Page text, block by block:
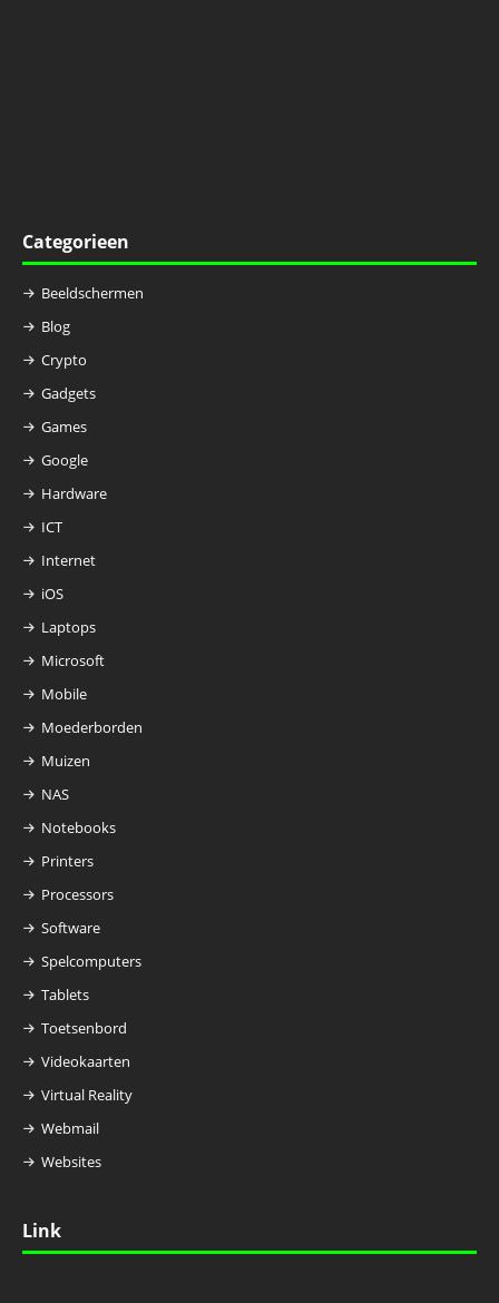
Categorieen
Beeldschermen
Blog
Crypto
Gadgets
Games
Google
Hardware
ICT
Internet
iOS
Laptops
Microsoft
Mobile
Moederborden
Muizen
NAS
Notebooks
Printers
Processors
Software
Spelcomputers
Tablets
Toetsenbord
Videokaarten
Virtual Reality
Webmail
Websites
Link